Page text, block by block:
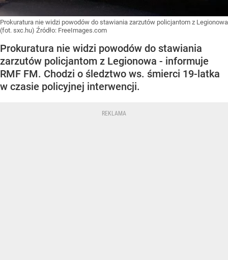
Prokuratura nie widzi powodów do stawiania zarzutów policjantom z Legionowa
(fot. sxc.hu) Źródło: FreeImages.com
Prokuratura nie widzi powodów do stawiania
zarzutów policjantom z Legionowa - informuje
RMF FM. Chodzi o śledztwo ws. śmierci 19-latka
w czasie policyjnej interwencji.